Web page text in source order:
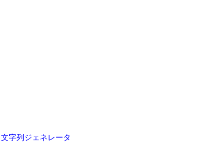
文字列ジェネレータ